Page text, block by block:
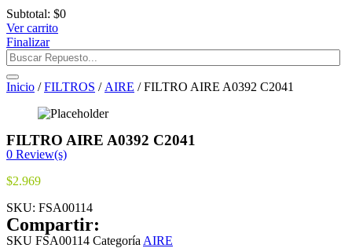
Subtotal: $0
Ver carrito
Finalizar
Inicio /FILTROS / AIRE / FILTRO AIRE A0392 C2041
FILTRO AIRE A0392 C2041
0 Review(s)
$2.969
SKU: FSA00114
Compartir:
SKU FSA00114 Categoría AIRE